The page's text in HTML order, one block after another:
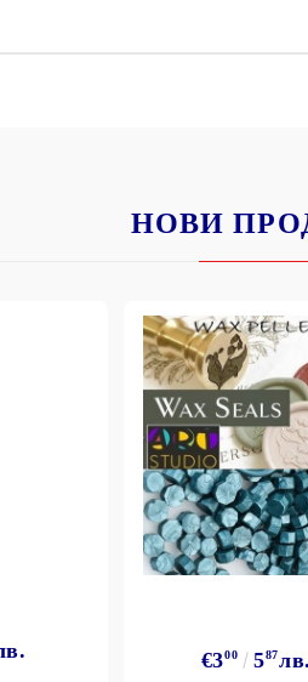
ПЕЧАТИ И
ЗА ВОСЪК И ЦВЕТНИ
НОВИ
€300 587лв.